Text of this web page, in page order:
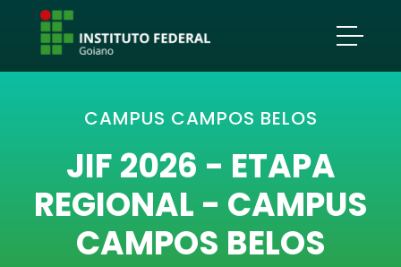
CAMPUS CAMPOS BELOS
JIF 2026 - ETAPA
REGIONAL - CAMPUS
CAMPOS BELOS